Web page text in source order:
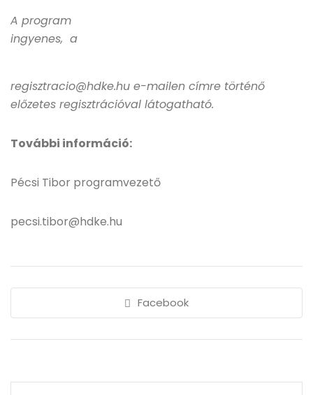
A program
ingyenes, a
regisztracio@hdke.hu e-mailen címre történő
előzetes regisztrációval látogatható.
További információ:
Pécsi Tibor programvezető
pecsi.tibor@hdke.hu
Facebook